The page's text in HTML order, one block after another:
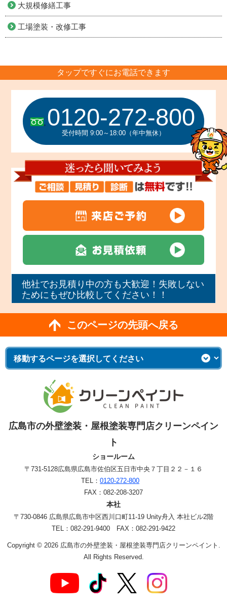
大規模修繕工事
工場塗装・改修工事
タップですぐにお電話できます
0120-272-800
受付時間 9:00～18:00（年中無休）
他社でお見積り中の方も大歓迎！失敗しない
ためにもぜひ比較してください！！
このページの先頭へ戻る
広島市の外壁塗装・屋根塗装専門店クリーンペイン
ト
ショールーム
〒731-5128広島県広島市佐伯区五日市中央７丁目２２－１６
TEL： 0120-272-800
FAX：082-208-3207
本社
〒730-0846 広島県広島市中区西川口町11-19 Unity舟入 本社ビル2階
TEL：082-291-9400 FAX：082-291-9422
Copyright © 2026 広島市の外壁塗装・屋根塗装専門店クリーンペイント.
All Rights Reserved.